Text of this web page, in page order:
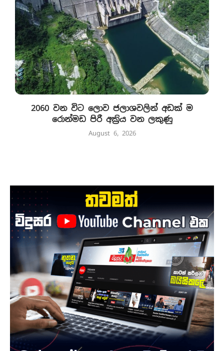
2060 වන විට ලොව ජලාශවලින් අඩක් ම
රොන්මඩ පිරී අක්‍රිය වන ලකුණු
August 6, 2026